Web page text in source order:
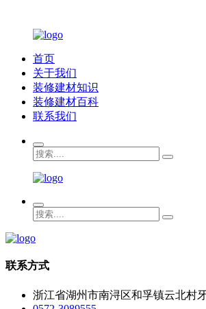
首页
关于我们
装修建材知识
装修建材百科
联系我们
联系方式
浙江省湖州市南浔区和孚镇云北村